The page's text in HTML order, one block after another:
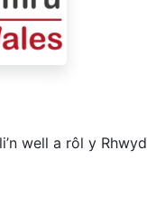
well a rôl y